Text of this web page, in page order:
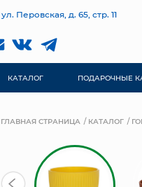
ул. Перовская, д. 65, стр. 11
КАТАЛОГ ПОДАРОЧНЫЕ
ГЛАВНАЯ СТРАНИЦА КАТАЛОГ